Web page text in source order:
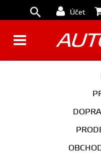
Účet
CTS 1.8T
CTS 1.8T Big